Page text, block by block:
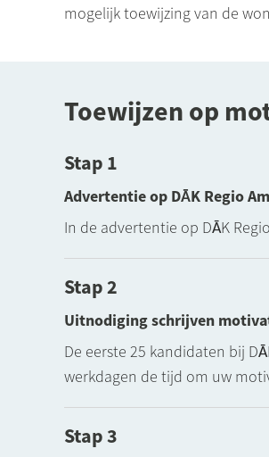
mogelijk toewijzing van de
Toewijzen op
Stap 1
Advertentie op DĀK Regio
In de advertentie op DĀK
Stap 2
Uitnodiging schrijven
De eerste 25 kandidaten bij
werkdagen de tijd om uw
Stap 3